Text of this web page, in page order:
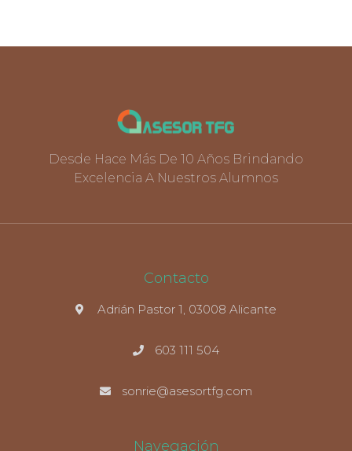
Desde Hace Más De 10 Años Brindando
Excelencia A Nuestros Alumnos
Contacto
Adrián Pastor 1, 03008 Alicante
603 111 504
sonrie@asesortfg.com
Navegación